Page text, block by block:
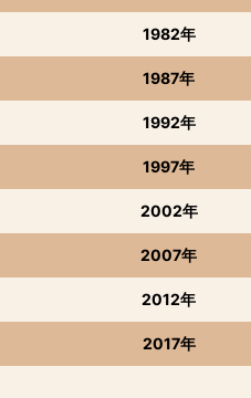
1982年
1987年
1992年
1997年
2002年
2007年
2012年
2017年